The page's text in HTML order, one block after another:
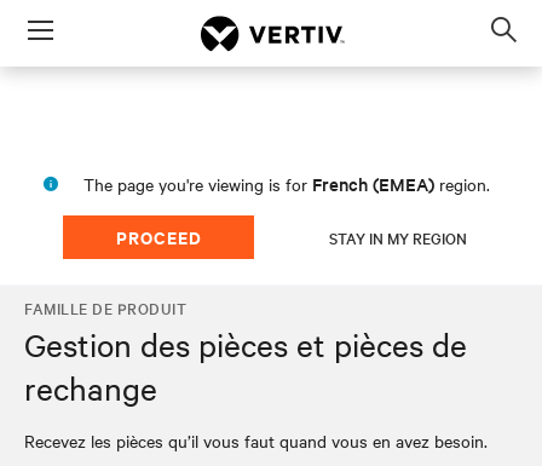
Menu
The page you're viewing is for French (EMEA) region.
PROCEED STAY IN MY REGION
FAMILLE DE PRODUIT
Gestion des pièces et pièces de
rechange
Recevez les pièces qu’il vous faut quand vous en avez besoin.